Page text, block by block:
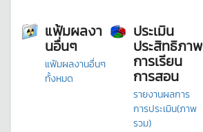
แฟ้มผลงา
นอื่นๆ
แฟ้มผลงานอื่นๆ
ทั้งหมด
ประเมิน
ประสิทธิภาพ
การเรียน
การสอน
รายงานผลการ
การประเมิน(ภาพ
รวม)